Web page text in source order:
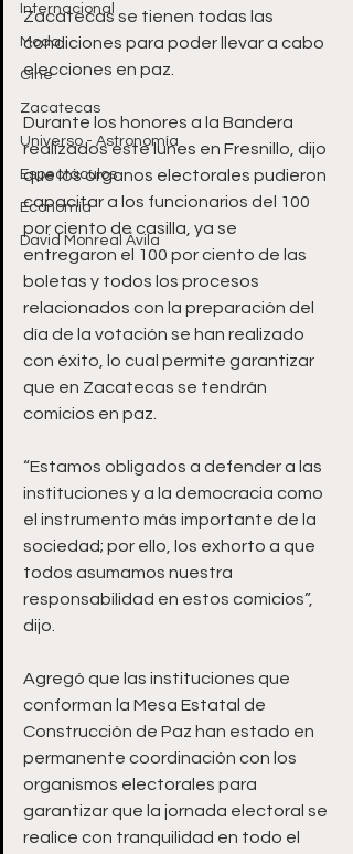
Internacional
Moda
Cine
Zacatecas
Universo - Astronomía
Espectáculos
Economía
David Monreal Ávila
Zacatecas se tienen todas las
condiciones para poder llevar a cabo
elecciones en paz.
Durante los honores a la Bandera
realizados este lunes en Fresnillo, dijo
que los órganos electorales pudieron
capacitar a los funcionarios del 100
por ciento de casilla, ya se
entregaron el 100 por ciento de las
boletas y todos los procesos
relacionados con la preparación del
día de la votación se han realizado
con éxito, lo cual permite garantizar
que en Zacatecas se tendrán
comicios en paz.
“Estamos obligados a defender a las
instituciones y a la democracia como
el instrumento más importante de la
sociedad; por ello, los exhorto a que
todos asumamos nuestra
responsabilidad en estos comicios”,
dijo.
Agregó que las instituciones que
conforman la Mesa Estatal de
Construcción de Paz han estado en
permanente coordinación con los
organismos electorales para
garantizar que la jornada electoral se
realice con tranquilidad en todo el